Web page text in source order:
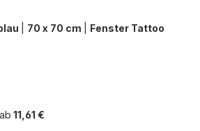
70 x 70 cm Fenster Tattoo
11,61 €